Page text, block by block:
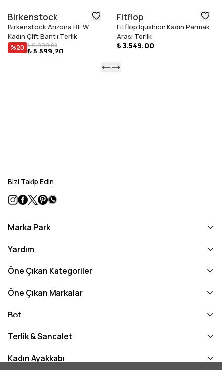
Birkenstock
Birkenstock Arizona BF W
Kadın Çift Bantlı Terlik
%20 ₺ 6.999,00
₺ 5.599,20
Fitflop
Fitflop Iqushion Kadın Parmak
Arası Terlik
₺ 3.549,00
Bizi Takip Edin
Marka Park
Yardım
Öne Çıkan Kategoriler
Öne Çıkan Markalar
Bot
Terlik & Sandalet
Kadın Ayakkabı